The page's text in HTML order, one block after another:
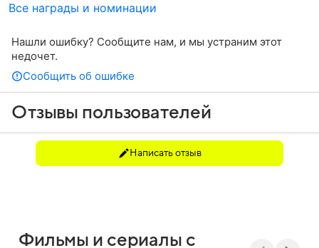
Все награды и номинации
Нашли ошибку? Сообщите нам, и мы устраним этот
недочет.
Сообщить об ошибке
Отзывы пользователей
Написать отзыв
Фильмы и сериалы с